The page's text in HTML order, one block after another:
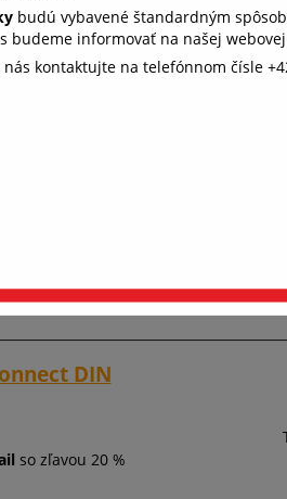
DIN
so zľavou 20 %
fungovalo, ako má
budú vybavené štandardným
budeme informovať na našej
kontaktujte na telefónnom čísle